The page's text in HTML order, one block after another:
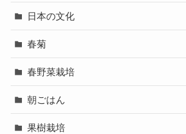
日本の文化
春菊
春野菜栽培
朝ごはん
果樹栽培